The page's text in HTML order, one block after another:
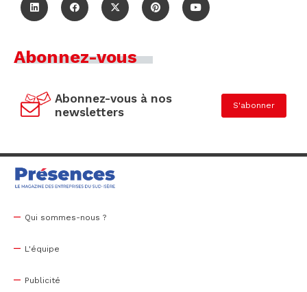
Abonnez-vous
Abonnez-vous à nos
newsletters
S'abonner
Qui sommes-nous ?
L'équipe
Publicité